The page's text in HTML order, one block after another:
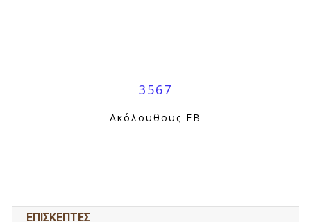
3567
Ακόλουθους FB
ΕΠΙΣΚΕΠΤΕΣ